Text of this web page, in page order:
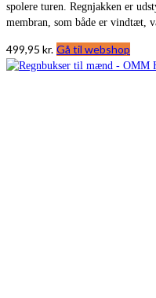
spolere turen. Regnjakken er
membran, som både er vindtæt,
499,95 kr. Gå til webshop